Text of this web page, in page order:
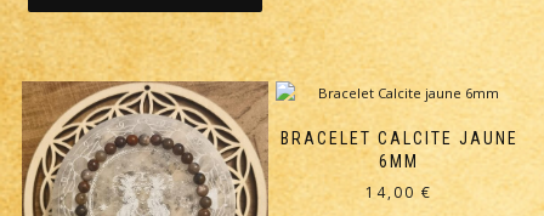
BRACELET CALCITE JAUNE
6MM
14,00 €